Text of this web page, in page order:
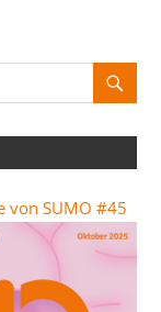
von SUMO #45